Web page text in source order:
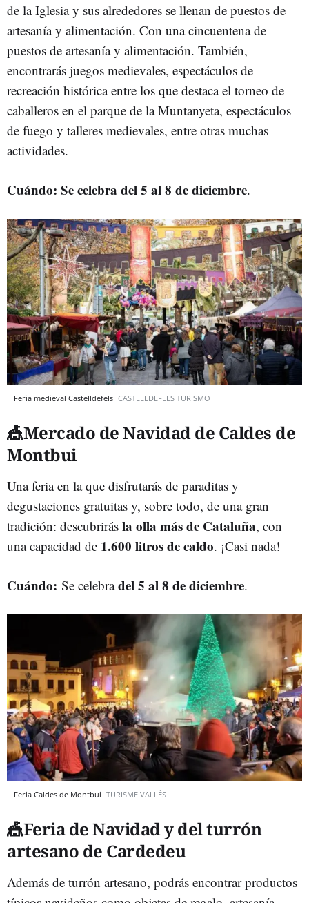
de la Iglesia y sus alrededores se llenan de puestos de
artesanía y alimentación. Con una cincuentena de
puestos de artesanía y alimentación. También,
encontrarás juegos medievales, espectáculos de
recreación histórica entre los que destaca el torneo de
caballeros en el parque de la Muntanyeta, espectáculos
de fuego y talleres medievales, entre otras muchas
actividades.
Cuándo: Se celebra del 5 al 8 de diciembre.
Feria medieval Castelldefels CASTELLDEFELS TURISMO
🎪Mercado de Navidad de Caldes de
Montbui
Una feria en la que disfrutarás de paraditas y
degustaciones gratuitas y, sobre todo, de una gran
tradición: descubrirás la olla más de Cataluña, con
una capacidad de 1.600 litros de caldo. ¡Casi nada!
Cuándo: Se celebradel 5 al 8 de diciembre.
Feria Caldes de Montbui TURISME VALLÈS
🎪Feria de Navidad y del turrón
artesano de Cardedeu
Además de turrón artesano, podrás encontrar productos